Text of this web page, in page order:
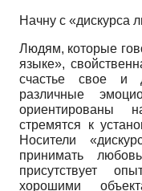
Начну с «дискурса
Людям, которые
языке»,
счастье свое и
различные
ориентированы
стремятся к
Носители
принимать
присутствует
хорошими